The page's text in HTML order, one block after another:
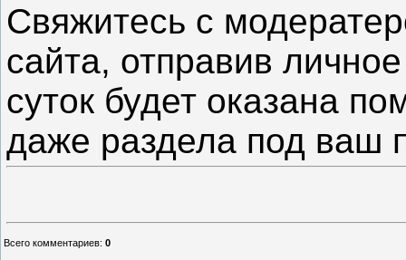
Свяжитесь с
сайта, отправив
суток будет оказана
даже раздела под ваш
Всего комментариев: 0